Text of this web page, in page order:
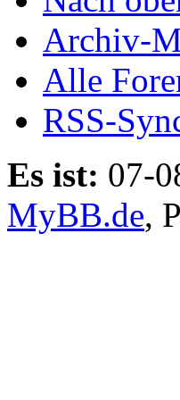
Archiv-
Alle
RSS-
Es ist: 07-
MyBB.de,